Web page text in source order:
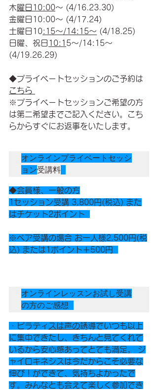
木曜日10:00〜 (4/16.23.30)
金曜日10:00〜 (4/17.24)
土曜日10:15〜/14:15〜 (4/18.25)
日曜、祝日 10:1 5〜/14:15〜
(4/19.26.29)
◆プライベートセッションのご予約は
こちら
※プライベートセッションご希望の方
は第二希望までご記入ください。こち
らからすぐにお返事をいたします。
オンラインプライベートセッシ
ョン受講料
◆会員様、一般の方
1セッション受講 3,800円(税込) また
はチケット2ポイント
※ペア受講の場合 お一人様2,500円(税
込) または1ポイント＋500円
オンラインレッスンお試し受講
の方のご感想
・ピラティ スは声の誘導でいつも以上
に集中できたし、きちんと見てくれて
いるから安心感あってとても満足。 ジ
ャイロキネシスは今だからこそ必要な
伸び！ができて、気持ちよかったで
す。みんなとも会えて楽しく参加でき